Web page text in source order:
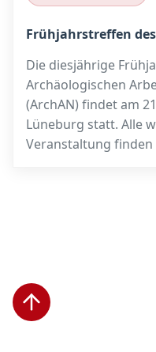
Frühjahrstreffen
Die diesjährige
Archäologischen
(ArchAN) findet am
Lüneburg statt. Alle
Veranstaltung finden